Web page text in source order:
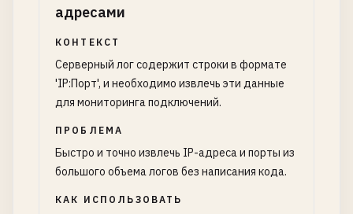
адресами
КОНТЕКСТ
Серверный лог содержит строки в формате
'IP:Порт', и необходимо извлечь эти данные
для мониторинга подключений.
ПРОБЛЕМА
Быстро и точно извлечь IP-адреса и порты из
большого объема логов без написания кода.
КАК ИСПОЛЬЗОВАТЬ